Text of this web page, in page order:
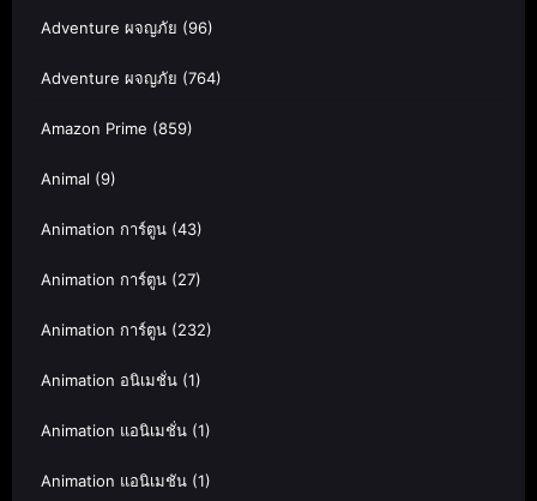
Adventure ผจญภัย (96)
Adventure ผจญภัย (764)
Amazon Prime (859)
Animal (9)
Animation การ์ตูน (43)
Animation การ์ตูน (27)
Animation การ์ตูน (232)
Animation อนิเมชั่น (1)
Animation แอนิเมชั่น (1)
Animation แอนิเมชัน (1)